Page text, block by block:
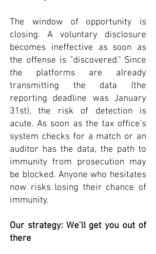
The window of opportunity is
closing. A voluntary disclosure
becomes ineffective as soon as
the offense is "discovered." Since
the platforms are already
transmitting the data (the
reporting deadline was January
31st), the risk of detection is
acute. As soon as the tax office's
system checks for a match or an
auditor has the data, the path to
immunity from prosecution may
be blocked. Anyone who hesitates
now risks losing their chance of
immunity.
Our strategy: We'll get you out of
there